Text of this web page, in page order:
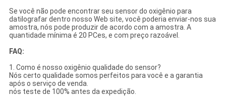
Se você não pode encontrar seu sensor do oxigênio para
datilografar dentro nosso Web site, você poderia enviar-nos sua
amostra, nós pode produzir de acordo com a amostra. A
quantidade mínima é 20 PCes, e com preço razoável.
FAQ:
1. Como é nosso oxigênio qualidade do sensor?
Nós certo qualidade somos perfeitos para você e a garantia
após o serviço de venda.
nós teste de 100% antes da expedição.